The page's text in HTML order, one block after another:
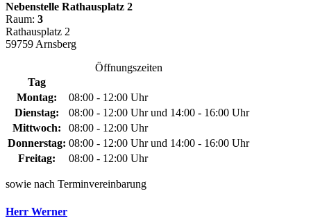
Nebenstelle Rathausplatz 2
Raum: 3
Rathausplatz 2
59759 Arnsberg
Öffnungszeiten
Tag
Montag:
08:00 - 12:00 Uhr
Dienstag:
08:00 - 12:00 Uhr und 14:00 - 16:00 Uhr
Mittwoch:
08:00 - 12:00 Uhr
Donnerstag: 08:00 - 12:00 Uhr und 14:00 - 16:00 Uhr
Freitag:
08:00 - 12:00 Uhr
sowie nach Terminvereinbarung
Herr Werner